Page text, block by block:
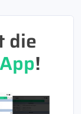
die
!